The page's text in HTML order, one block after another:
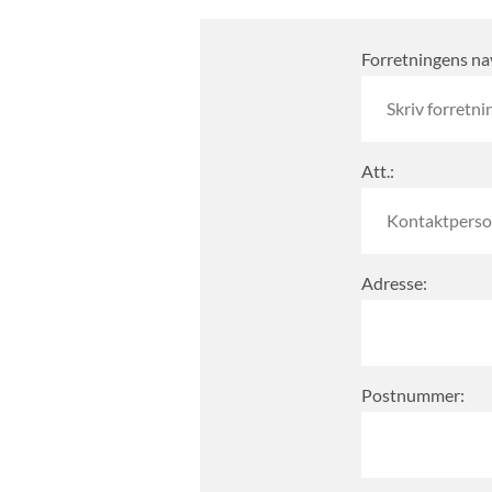
Forretningens
Att.:
Adresse:
Postnummer: